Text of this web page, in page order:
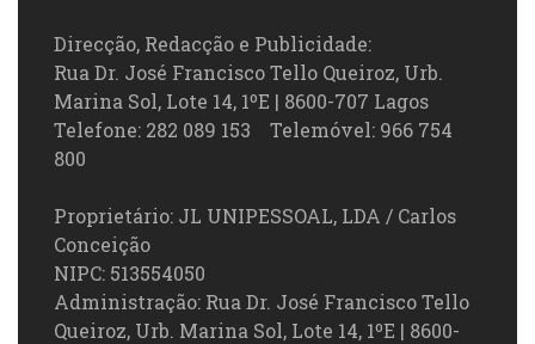
Direcção, Redacção e Publicidade:
Rua Dr. José Francisco Tello Queiroz, Urb.
Marina Sol, Lote 14, 1ºE | 8600-707 Lagos
Telefone: 282 089 153 Telemóvel: 966 754
800
Proprietário: JL UNIPESSOAL, LDA / Carlos
Conceição
NIPC: 513554050
Administração: Rua Dr. José Francisco Tello
Queiroz, Urb. Marina Sol, Lote 14, 1ºE | 8600-